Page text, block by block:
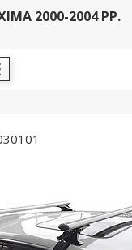
2000-2004 РР.